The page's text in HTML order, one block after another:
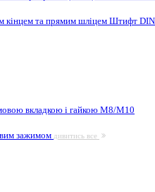
кінцем та прямим шліцем Штифт DIN
вкладкою і гайкою М8/M10
зажимом дивитись все